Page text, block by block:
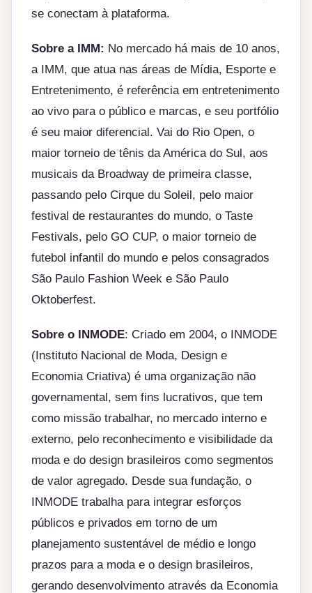
se conectam à plataforma.
Sobre a IMM: No mercado há mais de 10 anos,
a IMM, que atua nas áreas de Mídia, Esporte e
Entretenimento, é referência em entretenimento
ao vivo para o público e marcas, e seu portfólio
é seu maior diferencial. Vai do Rio Open, o
maior torneio de tênis da América do Sul, aos
musicais da Broadway de primeira classe,
passando pelo Cirque du Soleil, pelo maior
festival de restaurantes do mundo, o Taste
Festivals, pelo GO CUP, o maior torneio de
futebol infantil do mundo e pelos consagrados
São Paulo Fashion Week e São Paulo
Oktoberfest.
Sobre o INMODE: Criado em 2004, o INMODE
(Instituto Nacional de Moda, Design e
Economia Criativa) é uma organização não
governamental, sem fins lucrativos, que tem
como missão trabalhar, no mercado interno e
externo, pelo reconhecimento e visibilidade da
moda e do design brasileiros como segmentos
de valor agregado. Desde sua fundação, o
INMODE trabalha para integrar esforços
públicos e privados em torno de um
planejamento sustentável de médio e longo
prazos para a moda e o design brasileiros,
gerando desenvolvimento através da Economia